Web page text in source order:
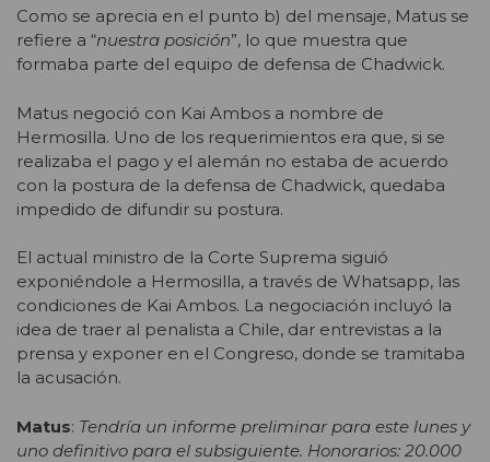
Como se aprecia en el punto b) del mensaje, Matus se
refiere a “nuestra posición”, lo que muestra que
formaba parte del equipo de defensa de Chadwick.
Matus negoció con Kai Ambos a nombre de
Hermosilla. Uno de los requerimientos era que, si se
realizaba el pago y el alemán no estaba de acuerdo
con la postura de la defensa de Chadwick, quedaba
impedido de difundir su postura.
El actual ministro de la Corte Suprema siguió
exponiéndole a Hermosilla, a través de Whatsapp, las
condiciones de Kai Ambos. La negociación incluyó la
idea de traer al penalista a Chile, dar entrevistas a la
prensa y exponer en el Congreso, donde se tramitaba
la acusación.
Matus: Tendría un informe preliminar para este lunes y
uno definitivo para el subsiguiente. Honorarios: 20.000